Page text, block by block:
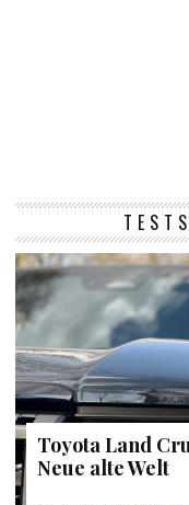
Toyota Land
Neue alte Welt